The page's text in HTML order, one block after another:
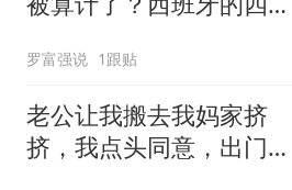
罗富强说 1跟贴
老公让我搬去我妈家挤
挤，我点头同意，出门时